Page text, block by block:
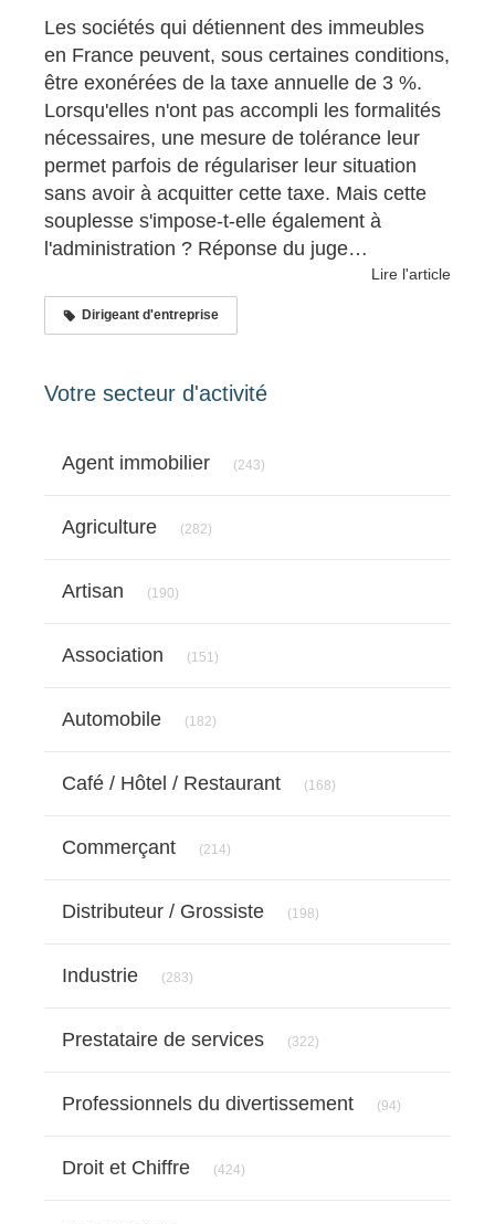
Les sociétés qui détiennent des immeubles
en France peuvent, sous certaines conditions,
être exonérées de la taxe annuelle de 3 %.
Lorsqu'elles n'ont pas accompli les formalités
nécessaires, une mesure de tolérance leur
permet parfois de régulariser leur situation
sans avoir à acquitter cette taxe. Mais cette
souplesse s'impose-t-elle également à
l'administration ? Réponse du juge…
Lire l'article
Dirigeant d'entreprise
Votre secteur d'activité
Agent immobilier (243)
Agriculture (282)
Artisan (190)
Association (151)
Automobile (182)
Café / Hôtel / Restaurant (168)
Commerçant (214)
Distributeur / Grossiste (198)
Industrie (283)
Prestataire de services (322)
Professionnels du divertissement (94)
Droit et Chiffre (424)